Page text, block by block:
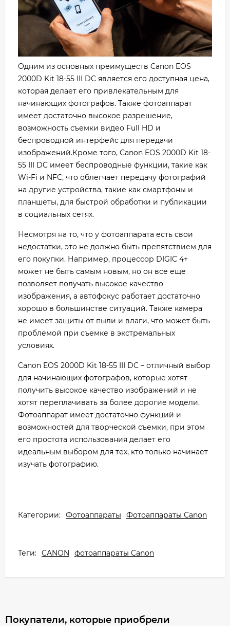
Одним из основных преимуществ Canon EOS
2000D Kit 18-55 III DC является его доступная цена,
которая делает его привлекательным для
начинающих фотографов. Также фотоаппарат
имеет достаточно высокое разрешение,
возможность съемки видео Full HD и
беспроводной интерфейс для передачи
изображений.Кроме того, Canon EOS 2000D Kit 18-
55 III DC имеет беспроводные функции, такие как
Wi-Fi и NFC, что облегчает передачу фотографий
на другие устройства, такие как смартфоны и
планшеты, для быстрой обработки и публикации
в социальных сетях.
Несмотря на то, что у фотоаппарата есть свои
недостатки, это не должно быть препятствием для
его покупки. Например, процессор DIGIC 4+
может не быть самым новым, но он все еще
позволяет получать высокое качество
изображения, а автофокус работает достаточно
хорошо в большинстве ситуаций. Также камера
не имеет защиты от пыли и влаги, что может быть
проблемой при съемке в экстремальных
условиях.
Canon EOS 2000D Kit 18-55 III DC – отличный выбор
для начинающих фотографов, которые хотят
получить высокое качество изображений и не
хотят переплачивать за более дорогие модели.
Фотоаппарат имеет достаточно функций и
возможностей для творческой съемки, при этом
его простота использования делает его
идеальным выбором для тех, кто только начинает
изучать фотографию.
Категории: Фотоаппараты Фотоаппараты Canon
Теги: CANON фотоаппараты Canon
Покупатели, которые приобрели